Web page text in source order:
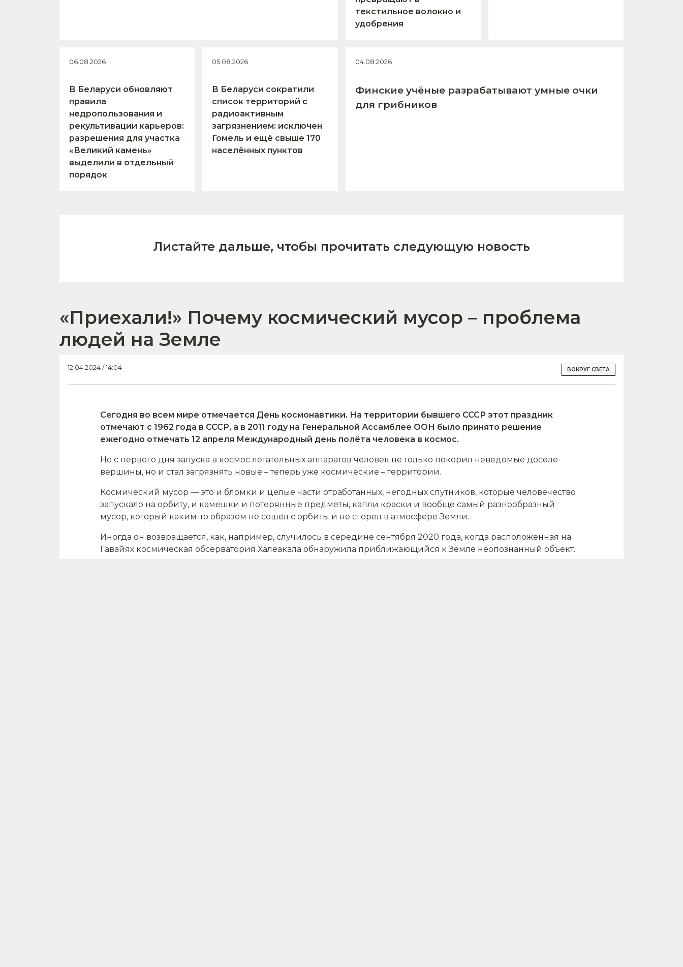
текстильное волокно и
удобрения
06.08.2026
В Беларуси обновляют
правила
недропользования и
рекультивации карьеров:
разрешения для участка
«Великий камень»
выделили в отдельный
порядок
05.08.2026
В Беларуси сократили
список территорий с
радиоактивным
загрязнением: исключен
Гомель и ещё свыше 170
населённых пунктов
04.08.2026
Финские учёные разрабатывают умные очки
для грибников
Листайте дальше, чтобы прочитать следующую новость
«Приехали!» Почему космический мусор – проблема
людей на Земле
12.04.2024 / 14:04 ВОКРУГ СВЕТА
Сегодня во всем мире отмечается День космонавтики. На территории бывшего СССР этот праздник
отмечают с 1962 года в СССР, а в 2011 году на Генеральной Ассамблее ООН было принято решение
ежегодно отмечать 12 апреля Международный день полёта человека в космос.
Но с первого дня запуска в космос летательных аппаратов человек не только покорил неведомые доселе
вершины, но и стал загрязнять новые – теперь уже космические – территории.
Космический мусор — это и бломки и целые части отработанных, негодных спутников, которые человечество
запускало на орбиту, и камешки и потерянные предметы, капли краски и вообще самый разнообразный
мусор, который каким-то образом не сошел с орбиты и не сгорел в атмосфере Земли.
Иногда он возвращается, как, например, случилось в середине сентября 2020 года, когда расположенная на
Гавайях космическая обсерватория Халеакала обнаружила приближающийся к Земле неопознанный объект.